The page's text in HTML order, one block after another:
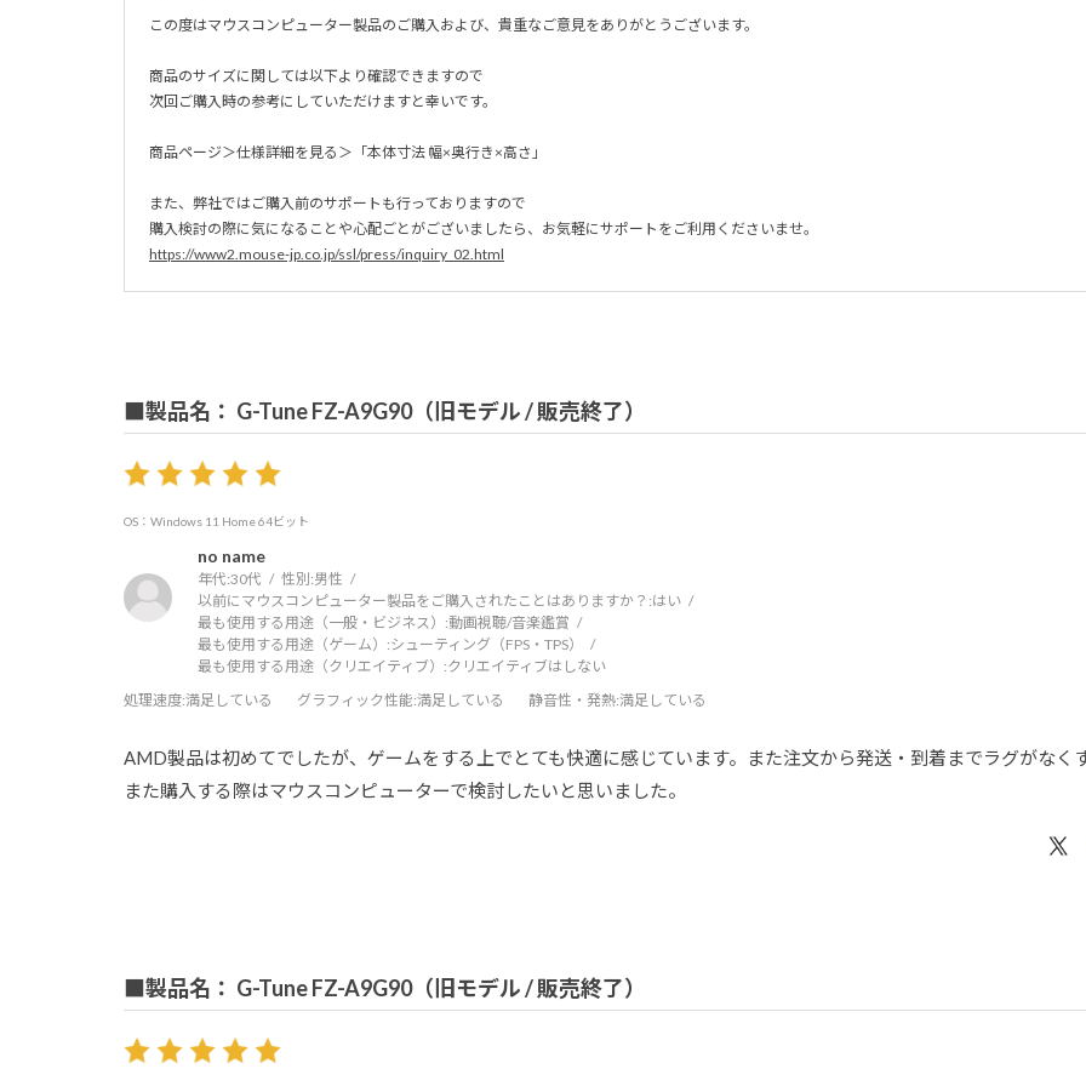
この度はマウスコンピューター製品のご購入および、貴重なご意見をありがとうございます。
商品のサイズに関しては以下より確認できますので
次回ご購入時の参考にしていただけますと幸いです。
商品ページ＞仕様詳細を見る＞「本体寸法 幅×奥行き×高さ」
また、弊社ではご購入前のサポートも行っておりますので
購入検討の際に気になることや心配ごとがございましたら、お気軽にサポートをご利用くださいませ。
https://www2.mouse-jp.co.jp/ssl/press/inquiry_02.html
■製品名： G-Tune FZ-A9G90（旧モデル / 販売終了）
OS：Windows 11 Home 64ビット
no name
年代:30代 性別:男性
以前にマウスコンピューター製品をご購入されたことはありますか？:はい
最も使用する用途（一般・ビジネス）:動画視聴/音楽鑑賞
最も使用する用途（ゲーム）:シューティング（FPS・TPS）
最も使用する用途（クリエイティブ）:クリエイティブはしない
処理速度:満足している グラフィック性能:満足している 静音性・発熱:満足している
AMD製品は初めてでしたが、ゲームをする上でとても快適に感じています。また注文から発送・到着までラグがなく
また購入する際はマウスコンピューターで検討したいと思いました。
■製品名： G-Tune FZ-A9G90（旧モデル / 販売終了）